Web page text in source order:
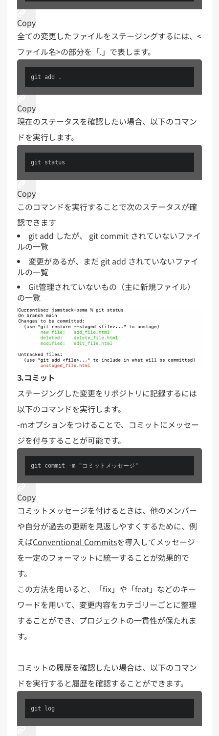
Copy
全ての変更したファイルをステージングするには、<
ファイル名>の部分を「.」で表します。
git add .
Copy
現在のステータスを確認したい場合、以下のコマン
ドを実行します。
git status
Copy
このコマンドを実行することで次のステータスが確
認できます
git add したが、 git commit されていないファイ
ルの一覧
変更があるが、まだ git add されていないファイ
ルの一覧
Git管理されていないもの（主に新規ファイル）
の一覧
3.コミット
ステージングした変更をリポジトリに記録するには
以下のコマンドを実行します。
-mオプションをつけることで、コミットにメッセー
ジを付与することが可能です。
git commit -m "コミットメッセージ"
Copy
コミットメッセージを付けるときは、他のメンバー
や自分が過去の更新を見返しやすくするために、例
えばConventional Commitsを導入してメッセージ
を一定のフォーマットに統一することが効果的で
す。
この方法を用いると、「fix」や「feat」などのキー
ワードを用いて、変更内容をカテゴリーごとに整理
することができ、プロジェクトの一貫性が保たれま
す。
コミットの履歴を確認したい場合は、以下のコマン
ドを実行すると履歴を確認することができます。
git log